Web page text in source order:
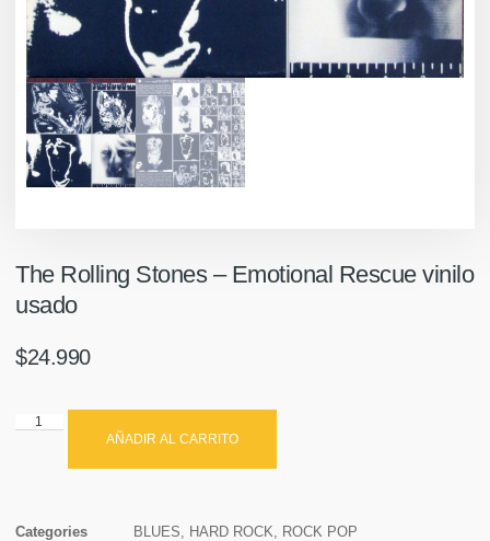
The Rolling Stones ‎– Emotional Rescue vinilo
usado
$24.990
AÑADIR AL CARRITO
Categories BLUES HARD ROCK
ROCK POP